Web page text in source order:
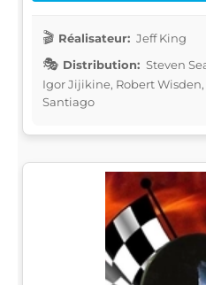
Réalisateur: Jeff King
Distribution: Steven
Igor Jijikine, Robert
Santiago